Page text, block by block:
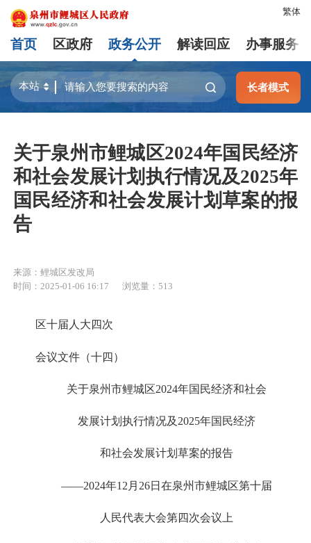
繁体
首页 区政府 政务公开 解读回应 办事服务
长者模式
关于泉州市鲤城区2024年国民经济
和社会发展计划执行情况及2025年
国民经济和社会发展计划草案的报
告
来源：鲤城区发改局
时间：2025-01-06 16:17
浏览量： 513
区十届人大四次
会议文件（十四）
关于泉州市鲤城区2024年国民经济和社会
发展计划执行情况及2025年国民经济
和社会发展计划草案的报告
——2024年12月26日在泉州市鲤城区第十届
人民代表大会第四次会议上